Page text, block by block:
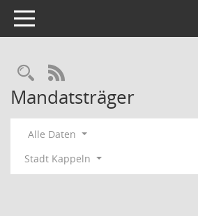
Toggle navigation
Rechercheauswahl
RSS-Feed
Mandatsträger
Alle Daten
Stadt Kappeln